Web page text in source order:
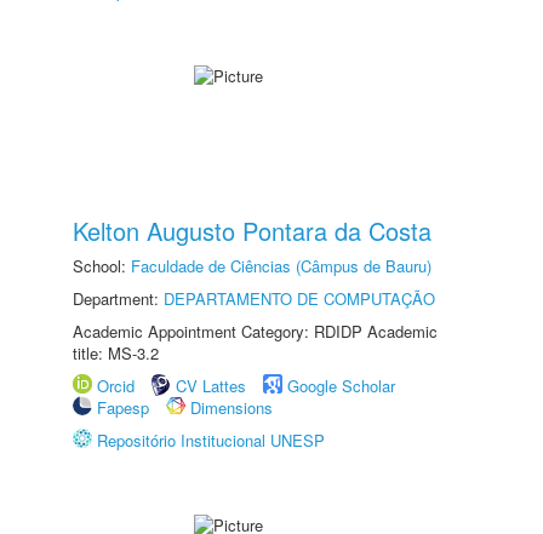
Kelton Augusto Pontara da Costa
School: Faculdade de Ciências (Câmpus de Bauru)
Department: DEPARTAMENTO DE COMPUTAÇÃO
Academic Appointment Category: RDIDP Academic
title: MS-3.2
Orcid
CV Lattes
Google Scholar
Fapesp
Dimensions
Repositório Institucional UNESP